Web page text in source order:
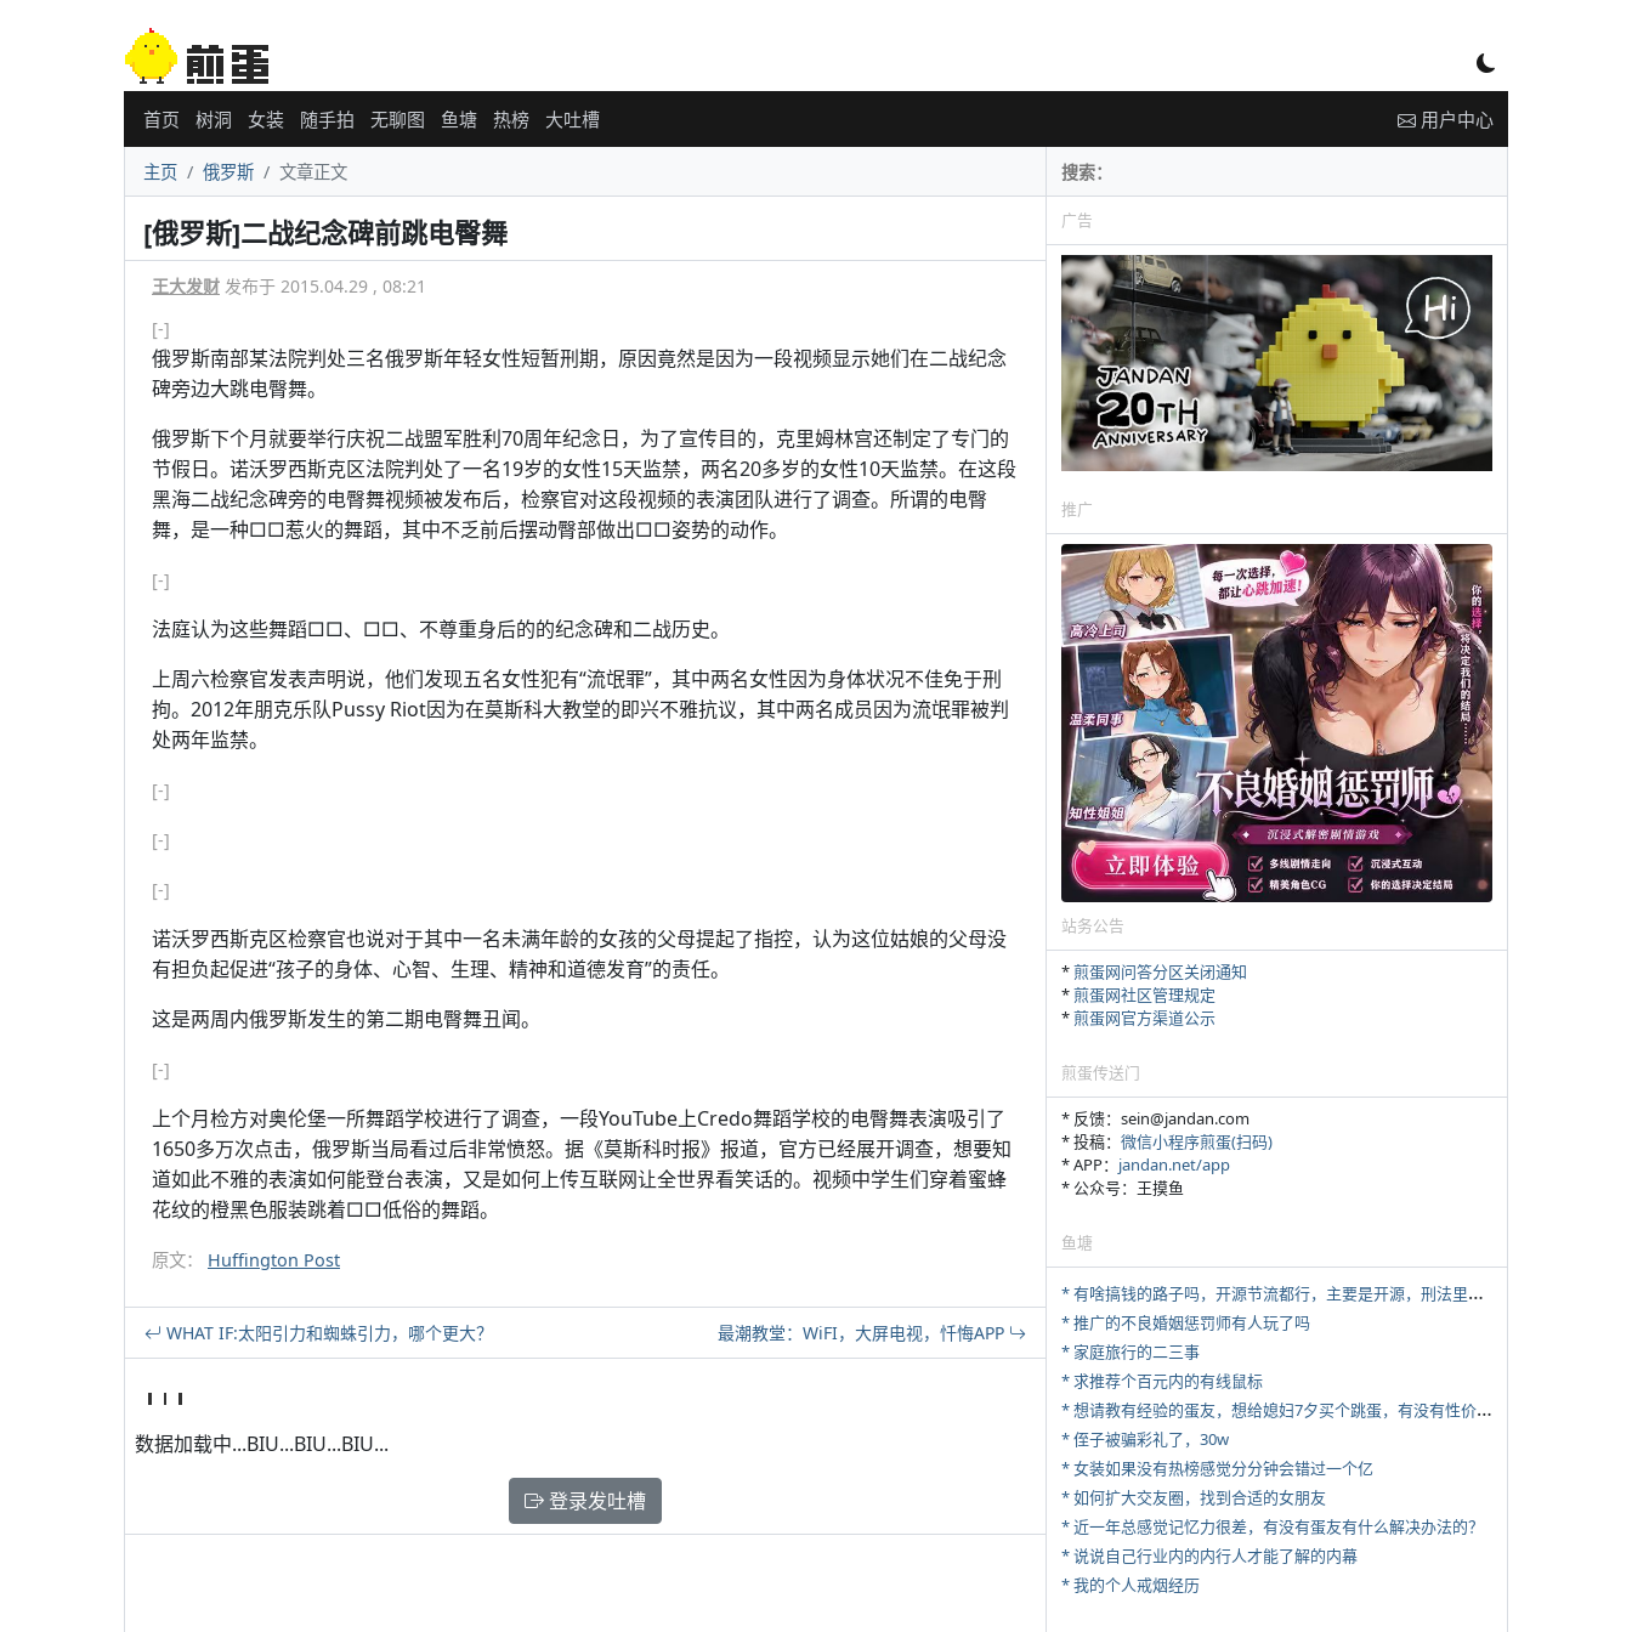
首页 树洞 女装 随手拍 无聊图 鱼塘 热榜 大吐槽 用户中心
主页 俄罗斯 文章正文
[俄罗斯]二战纪念碑前跳电臀舞
王大发财 发布于 2015.04.29 , 08:21
[-]
俄罗斯南部某法院判处三名俄罗斯年轻女性短暂刑期，原因竟然是因为一段视频显示她们在二战纪念
碑旁边大跳电臀舞。
俄罗斯下个月就要举行庆祝二战盟军胜利70周年纪念日，为了宣传目的，克里姆林宫还制定了专门的
节假日。诺沃罗西斯克区法院判处了一名19岁的女性15天监禁，两名20多岁的女性10天监禁。在这段
黑海二战纪念碑旁的电臀舞视频被发布后，检察官对这段视频的表演团队进行了调查。所谓的电臀
舞，是一种□□惹火的舞蹈，其中不乏前后摆动臀部做出□□姿势的动作。
[-]
法庭认为这些舞蹈□□、□□、不尊重身后的的纪念碑和二战历史。
上周六检察官发表声明说，他们发现五名女性犯有“流氓罪”，其中两名女性因为身体状况不佳免于刑
拘。2012年朋克乐队Pussy Riot因为在莫斯科大教堂的即兴不雅抗议，其中两名成员因为流氓罪被判
处两年监禁。
[-]
[-]
[-]
诺沃罗西斯克区检察官也说对于其中一名未满年龄的女孩的父母提起了指控，认为这位姑娘的父母没
有担负起促进“孩子的身体、心智、生理、精神和道德发育”的责任。
这是两周内俄罗斯发生的第二期电臀舞丑闻。
[-]
上个月检方对奥伦堡一所舞蹈学校进行了调查，一段YouTube上Credo舞蹈学校的电臀舞表演吸引了
1650多万次点击，俄罗斯当局看过后非常愤怒。据《莫斯科时报》报道，官方已经展开调查，想要知
道如此不雅的表演如何能登台表演，又是如何上传互联网让全世界看笑话的。视频中学生们穿着蜜蜂
花纹的橙黑色服装跳着□□低俗的舞蹈。
原文： Huffington Post
WHAT IF:太阳引力和蜘蛛引力，哪个更大？ 最潮教堂：WiFI，大屏电视，忏悔APP
数据加载中...BIU...BIU...BIU...
登录发吐槽
广告
推广
站务公告
*煎蛋网问答分区关闭通知
*煎蛋网社区管理规定
*煎蛋网官方渠道公示
煎蛋传送门
* 反馈：sein@jandan.com
* 投稿： 微信小程序煎蛋(扫码)
* APP： jandan.net/app
* 公众号：王摸鱼
鱼塘
*
有啥搞钱的路子吗，开源节流都行，主要是开源，刑法里的咱不做
* 推广的不良婚姻惩罚师有人玩了吗
* 家庭旅行的二三事
* 求推荐个百元内的有线鼠标
*
想请教有经验的蛋友，想给媳妇7夕买个跳蛋，有没有性价比高的推荐
* 侄子被骗彩礼了，30w
* 女装如果没有热榜感觉分分钟会错过一个亿
* 如何扩大交友圈，找到合适的女朋友
* 近一年总感觉记忆力很差，有没有蛋友有什么解决办法的？
* 说说自己行业内的内行人才能了解的内幕
* 我的个人戒烟经历